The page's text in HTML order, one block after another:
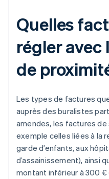
Quelles
régler avec
de
Les types de factures
auprès des buralistes
amendes, les factures
exemple celles liées à la
garde d’enfants, aux
d’assainissement), ainsi
montant inférieur à 300